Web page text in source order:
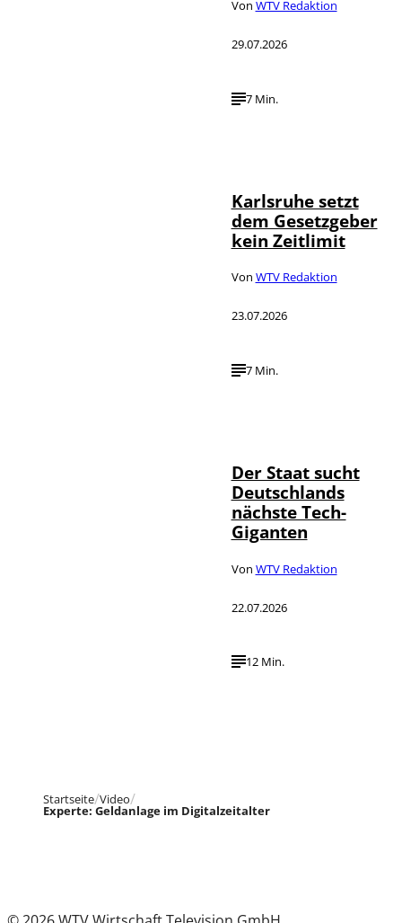
Von WTV Redaktion
29.07.2026
7 Min.
Karlsruhe setzt
dem Gesetzgeber
kein Zeitlimit
Von WTV Redaktion
23.07.2026
7 Min.
Der Staat sucht
Deutschlands
nächste Tech-
Giganten
Von WTV Redaktion
22.07.2026
12 Min.
Startseite Video
Experte: Geldanlage im Digitalzeitalter